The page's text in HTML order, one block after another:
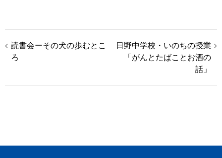
投
ゲ
読書会ーその犬の歩むとこ
ろ
日野中学校・いのちの授業
「がんとたばことお酒の
話」